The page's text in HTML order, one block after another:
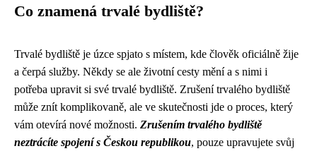
Co znamená trvalé bydliště?
Trvalé bydliště je úzce spjato s místem, kde člověk oficiálně žije
a čerpá služby. Někdy se ale životní cesty mění a s nimi i
potřeba upravit si své trvalé bydliště. Zrušení trvalého bydliště
může znít komplikovaně, ale ve skutečnosti jde o proces, který
vám otevírá nové možnosti. Zrušením trvalého bydliště
neztrácíte spojení s Českou republikou, pouze upravujete svůj